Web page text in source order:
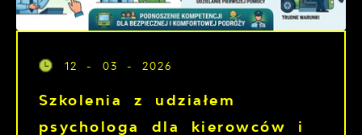
12 - 03 - 2026
Szkolenia z udziałem
psychologa dla kierowców i